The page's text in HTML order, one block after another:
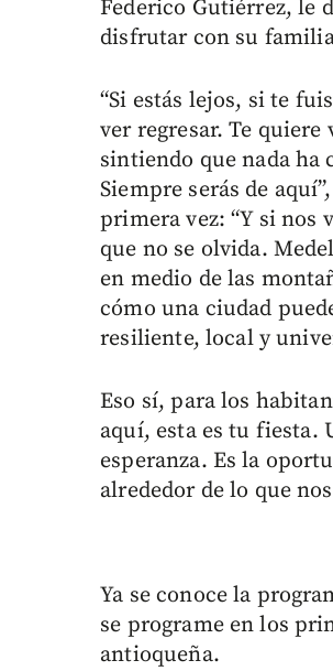
Federico Gutiérrez, le
disfrutar con su
“Si estás lejos, si te
ver regresar. Te
sintiendo que nada ha
Siempre serás de
primera vez: “Y si nos
que no se olvida.
en medio de las
cómo una ciudad
resiliente, local y
Eso sí, para los
aquí, esta es tu fiesta.
esperanza. Es la
alrededor de lo que
Ya se conoce la
se programe en los
antioqueña.